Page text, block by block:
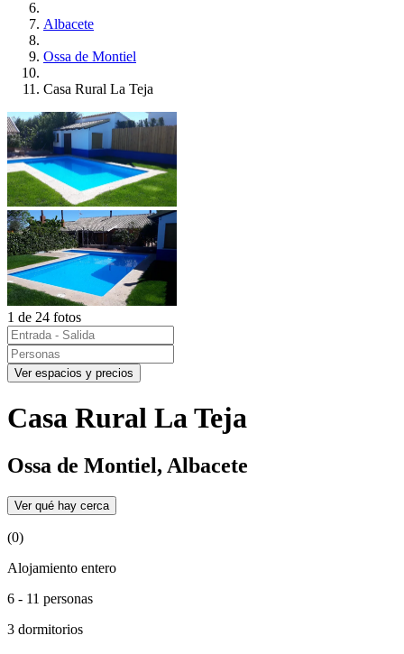
Albacete
Ossa de Montiel
Casa Rural La Teja
1 de 24 fotos
Ver espacios y precios
Casa Rural La Teja
Ossa de Montiel, Albacete
Ver qué hay cerca
(0)
Alojamiento entero
6 - 11 personas
3 dormitorios